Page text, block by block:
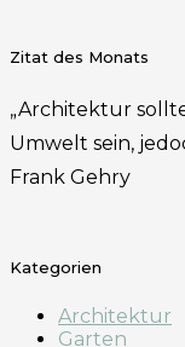
Zitat des Monats
„Architektur
Umwelt sein,
Frank Gehry
Kategorien
Architektur
Garten